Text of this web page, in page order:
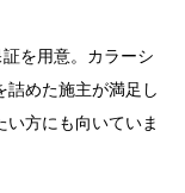
を用意。カラーシ
詰めた施主が満足し
方にも向いていま